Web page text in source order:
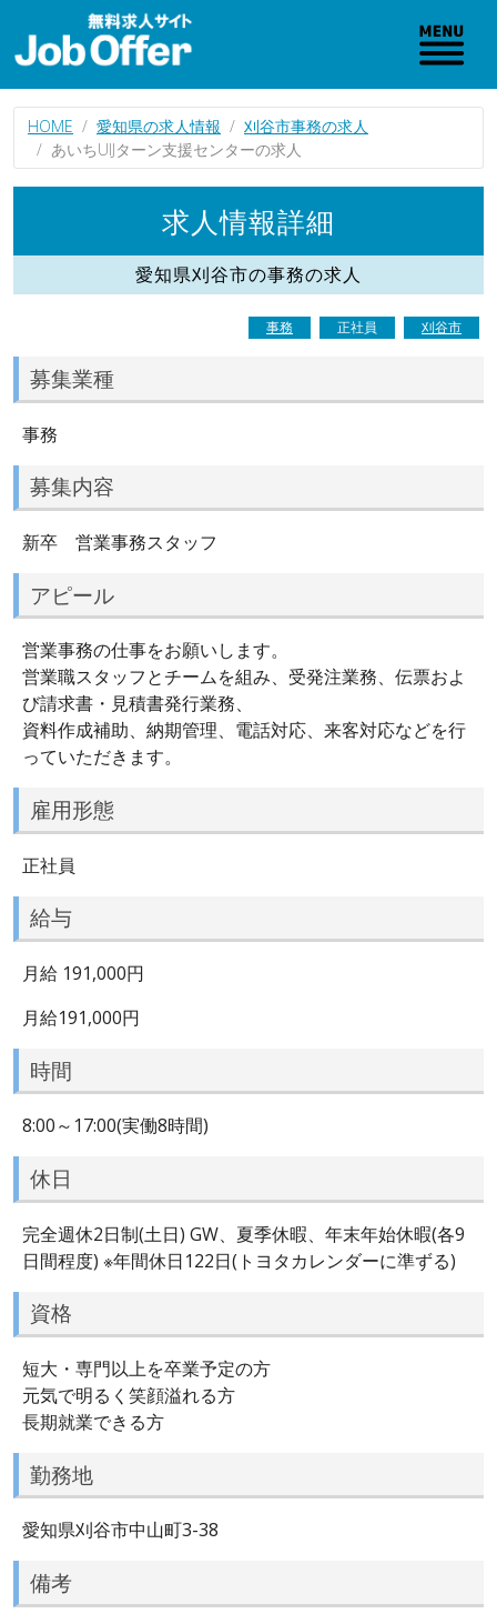
HOME 愛知県の求人情報
刈谷市事務の求人
あいちUIJターン支援センターの求人
求人情報詳細
愛知県刈谷市の事務の求人
事務 正社員 刈谷市
募集業種
事務
募集内容
新卒 営業事務スタッフ
アピール
営業事務の仕事をお願いします。
営業職スタッフとチームを組み、受発注業務、伝票およ
び請求書・見積書発行業務、
資料作成補助、納期管理、電話対応、来客対応などを行
っていただきます。
雇用形態
正社員
給与
月給 191,000円
月給191,000円
時間
8:00～17:00(実働8時間)
休日
完全週休2日制(土日) GW、夏季休暇、年末年始休暇(各9
日間程度) ※年間休日122日(トヨタカレンダーに準ずる)
資格
短大・専門以上を卒業予定の方
元気で明るく笑顔溢れる方
長期就業できる方
勤務地
愛知県刈谷市中山町3-38
備考